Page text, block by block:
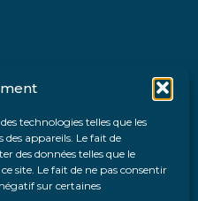
technologies telles que les
appareils. Le fait de
des données telles que le
site. Le fait de ne pas consentir
sur certaines